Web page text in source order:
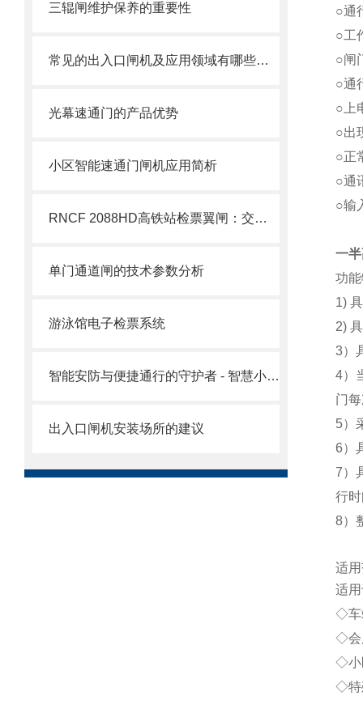
三辊闸维护保养的重要性
常见的出入口闸机及应用领域有哪些呢？
光幕速通门的产品优势
小区智能速通门闸机应用简析
RNCF 2088HD高铁站检票翼闸：交通枢纽大客流智能通行管控设备
单门通道闸的技术参数分析
游泳馆电子检票系统
智能安防与便捷通行的守护者 - 智慧小区速通门选购指南
出入口闸机安装场所的建议
○通
○工
○闸
○通
○上
○出
○正
○通
○输
一
功
1)
2)
3）
4）
门
5）
6）
7）
行
8）
适
适
◇车
◇会
◇小
◇特